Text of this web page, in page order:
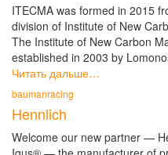
ITECMA was formed in 2015
division of Institute of New
The Institute of New Carbon
established in 2003 by
Читать дальше…
baumanracing
Hennlich
Welcome our new partner —